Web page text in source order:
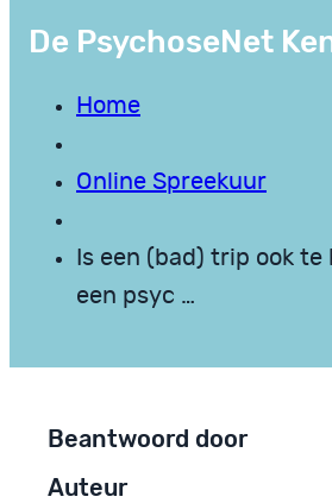
De PsychoseNet
Home
Online Spreekuur
Is een (bad) trip ook
een psyc …
Beantwoord door
Auteur